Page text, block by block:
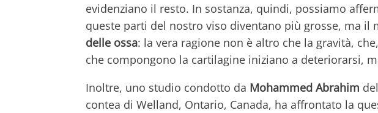
evidenziano il resto. In sostanza, quindi, possiamo
queste parti del nostro viso diventano più grosse, ma il
delle ossa: la vera ragione non è altro che la gravità,
che compongono la cartilagine iniziano a deteriorarsi,
Inoltre, uno studio condotto da Mohammed Abrahim
contea di Welland, Ontario, Canada, ha affrontato la